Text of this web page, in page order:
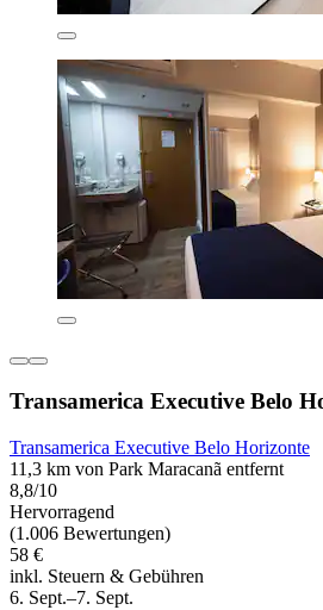
Transamerica Executive Belo
Transamerica Executive Belo Horizonte
11,3 km von Park Maracanã entfernt
8,8/10
Hervorragend
(1.006 Bewertungen)
58 €
inkl. Steuern & Gebühren
6. Sept.–7. Sept.